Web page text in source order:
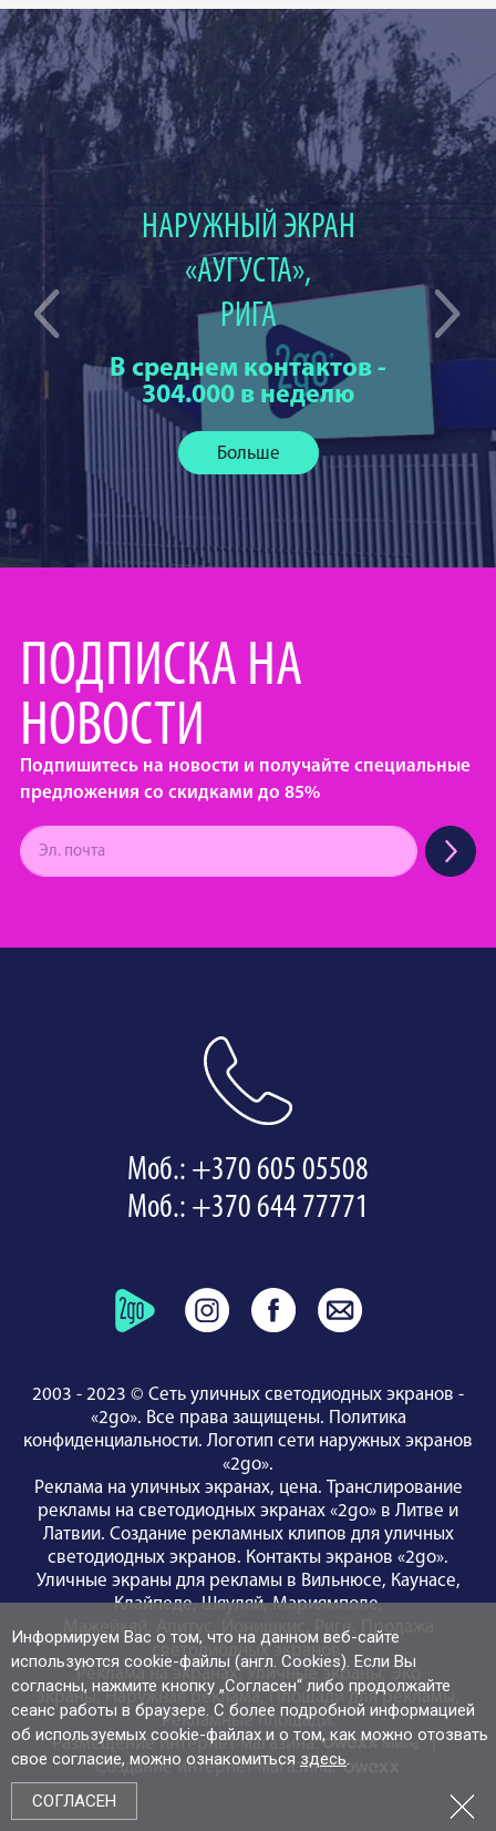
Информируем Вас о том, что на данном веб-сайте
используются cookie-файлы (англ. Cookies). Если Вы
согласны, нажмите кнопку „Согласен“ либо продолжайте
сеанс работы в браузере. С более подробной информацией
об используемых cookie-файлах и о том, как можно отозвать
свое согласие, можно ознакомиться здесь.
СОГЛАСЕН
НАРУЖНЫЙ ЭКРАН
«АУГУСТА»,
РИГА
В среднем контактов -
304.000 в неделю
Больше
ПОДПИСКА НА
НОВОСТИ
Подпишитесь на новости и получайте специальные
предложения со скидками до 85%
Моб.: +370 605 05508
Моб.: +370 644 77771
2003 - 2023 © Сеть уличных светодиодных экранов -
«2go». Все права защищены. Политика
конфиденциальности. Логотип сети наружных экранов
«2go».
Реклама на уличных экранах, цена. Транслирование
рекламы на светодиодных экранах «2go» в Литве и
Латвии. Создание рекламных клипов для уличных
светодиодных экранов. Контакты экранов «2go».
Уличные экраны для рекламы в Вильнюсе, Каунасе,
Клайпедe,Шяуляй,Мариямполе,
Мажейкяй
Риге
Продажа
светодиодных экранов .
Реклама на экранах, Уличные экраны
экраны,Наружная реклама,Площади для рекламы
Рекламные площади.
Размещение интернет-магазина:
|
Создание интернет-магазина: